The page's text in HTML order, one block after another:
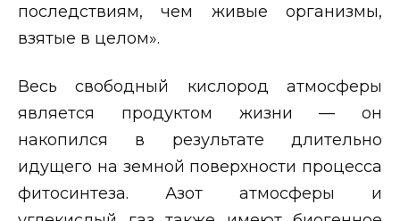
последствиям, чем живые организмы,
взятые в целом».
Весь свободный кислород атмосферы
является продуктом жизни — он
накопился в результате длительно
идущего на земной поверхности процесса
фитосинтеза. Азот атмосферы и